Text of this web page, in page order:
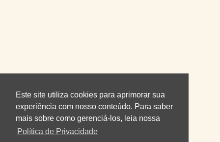
Este site utiliza cookies para aprimorar sua
experiência com nosso conteúdo. Para saber
mais sobre como gerenciá-los, leia nossa
Política de Privacidade